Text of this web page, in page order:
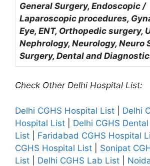
General Surgery, Endoscopic /
Laparoscopic procedures,
Eye, ENT, Orthopedic surgery,
Nephrology, Neurology, Neuro
Surgery, Dental and
Check Other Delhi Hospital List:
Delhi CGHS Hospital List
Delhi
Hospital List
Delhi CGHS
List
Faridabad CGHS Hospital
CGHS Hospital List
Sonipat
List
Delhi CGHS Lab List